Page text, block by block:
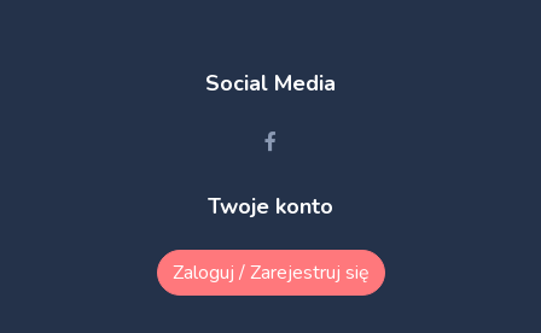
Social Media
Twoje konto
Zaloguj / Zarejestruj się